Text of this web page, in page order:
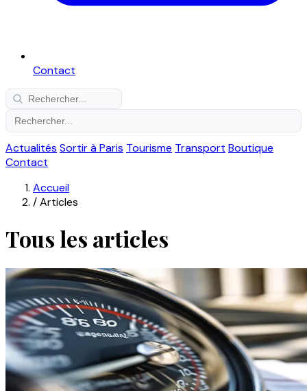
Contact
Actualités Sortir à Paris Tourisme Transport Boutique
Contact
Accueil
/Articles
Tous les articles